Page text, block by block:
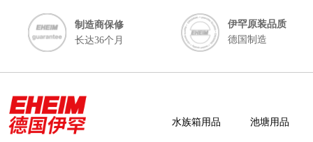
制造商保修
长达36个月
伊罕原装品质
德国制造
水族箱用品 池塘用品